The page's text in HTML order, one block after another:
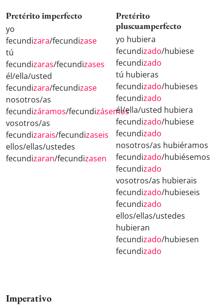
Pretérito imperfecto
yo
fecundizara/fecundizase
tú
fecundizaras/fecundizases
él/ella/usted
fecundizara/fecundizase
nosotros/as
fecundizáramos/fecundizásemos
vosotros/as
fecundizarais/fecundizaseis
ellos/ellas/ustedes
fecundizaran/fecundizasen
Pretérito
pluscuamperfecto
yo hubiera
fecundizado/hubiese
fecundizado
tú hubieras
fecundizado/hubieses
fecundizado
él/ella/usted hubiera
fecundizado/hubiese
fecundizado
nosotros/as hubiéramos
fecundizado/hubiésemos
fecundizado
vosotros/as hubierais
fecundizado/hubieseis
fecundizado
ellos/ellas/ustedes
hubieran
fecundizado/hubiesen
fecundizado
Imperativo